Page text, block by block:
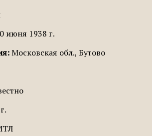
июня 1938 г.
Московская обл., Бутово